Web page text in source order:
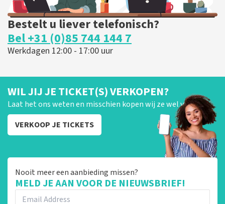
Bestelt u liever telefonisch?
Bel +31 (0)85 744 144 7
Werkdagen 12:00 - 17:00 uur
WIL JIJ JE TICKET(S) VERKOPEN?
Laat het ons weten en misschien kopen wij ze wel van je!
VERKOOP JE TICKETS
Nooit meer een aanbieding missen?
MELD JE AAN VOOR DE NIEUWSBRIEF!